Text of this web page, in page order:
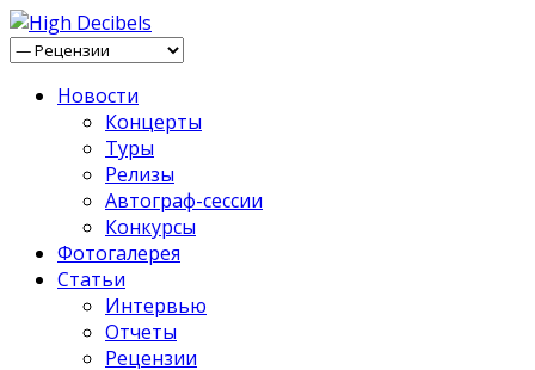
Новости
Концерты
Туры
Релизы
Автограф-сессии
Конкурсы
Фотогалерея
Статьи
Интервью
Отчеты
Рецензии